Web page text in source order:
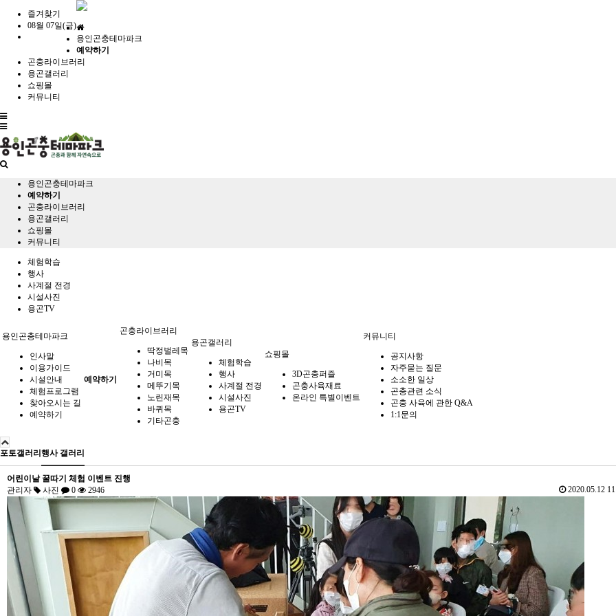
즐겨찾기
08월 07일(금)
홈
으
로
용인곤충테마파크
예약하기
곤충라이브러리
용곤갤러리
쇼핑몰
커뮤니티
전
체
메
뉴
용인곤충테마파크
예약하기
곤충라이브러리
용곤갤러리
쇼핑몰
커뮤니티
체험학습
행사
사계절 전경
시설사진
용곤TV
용인곤충테마파크
인사말
이용가이드
시설안내
체험프로그램
찾아오시는 길
예약하기
예약하기
곤충라이브러리
딱정벌레목
나비목
거미목
메뚜기목
노린재목
바퀴목
기타곤충
용곤갤러리
체험학습
행사
사계절 전경
시설사진
용곤TV
쇼핑몰
3D곤충퍼즐
곤충사육재료
온라인 특별이벤트
커뮤니티
공지사항
자주묻는 질문
소소한 일상
곤충관련 소식
곤충 사육에 관한 Q&A
1:1문의
포토갤러리 행사 갤러리
어린이날 꿀따기 체험 이벤트 진행
관리자
사진 0 2946 2020.05.12